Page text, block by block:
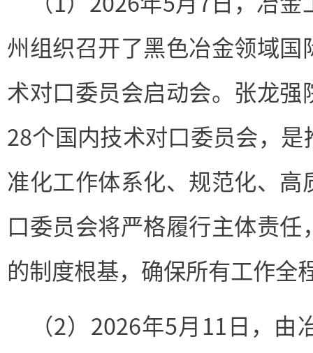
州组织召开了黑色冶金领域国
术对口委员会启动会。张龙强
28个国内技术对口委员会，
准化工作体系化、规范化、高
口委员会将严格履行主体责
的制度根基，确保所有工作全
（2）2026年5月11日，由